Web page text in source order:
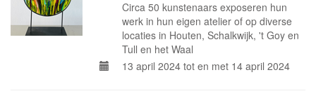
Circa 50 kunstenaars exposeren hun
werk in hun eigen atelier of op diverse
locaties in Houten, Schalkwijk, 't Goy en
Tull en het Waal
13 april 2024 tot en met 14 april 2024